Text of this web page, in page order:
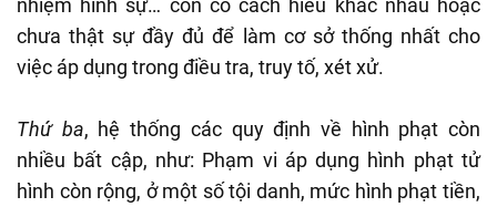
nhiệm hình sự… còn có cách hiểu khác nhau hoặc
chưa thật sự đầy đủ để làm cơ sở thống nhất cho
việc áp dụng trong điều tra, truy tố, xét xử.
Thứ ba, hệ thống các quy định về hình phạt còn
nhiều bất cập, như: Phạm vi áp dụng hình phạt tử
hình còn rộng, ở một số tội danh, mức hình phạt tiền,